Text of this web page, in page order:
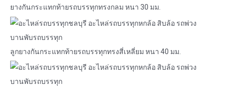
ยางกันกระแทกท้ายรถบรรทุกทรงกลม หนา 30 มม.
ลูกยางกันกระแทกท้ายรถบรรทุกทรงสี่เหลี่ยม หนา 40 มม.